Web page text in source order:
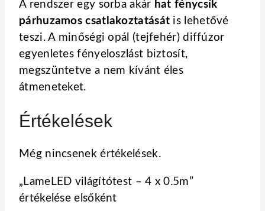
A rendszer egy sorba akár hat fénycsík
párhuzamos csatlakoztatását is lehetővé
teszi. A minőségi opál (tejfehér) diffúzor
egyenletes fényeloszlást biztosít,
megszüntetve a nem kívánt éles
átmeneteket.
Értékelések
Még nincsenek értékelések.
„LameLED világítótest – 4 x 0.5m”
értékelése elsőként